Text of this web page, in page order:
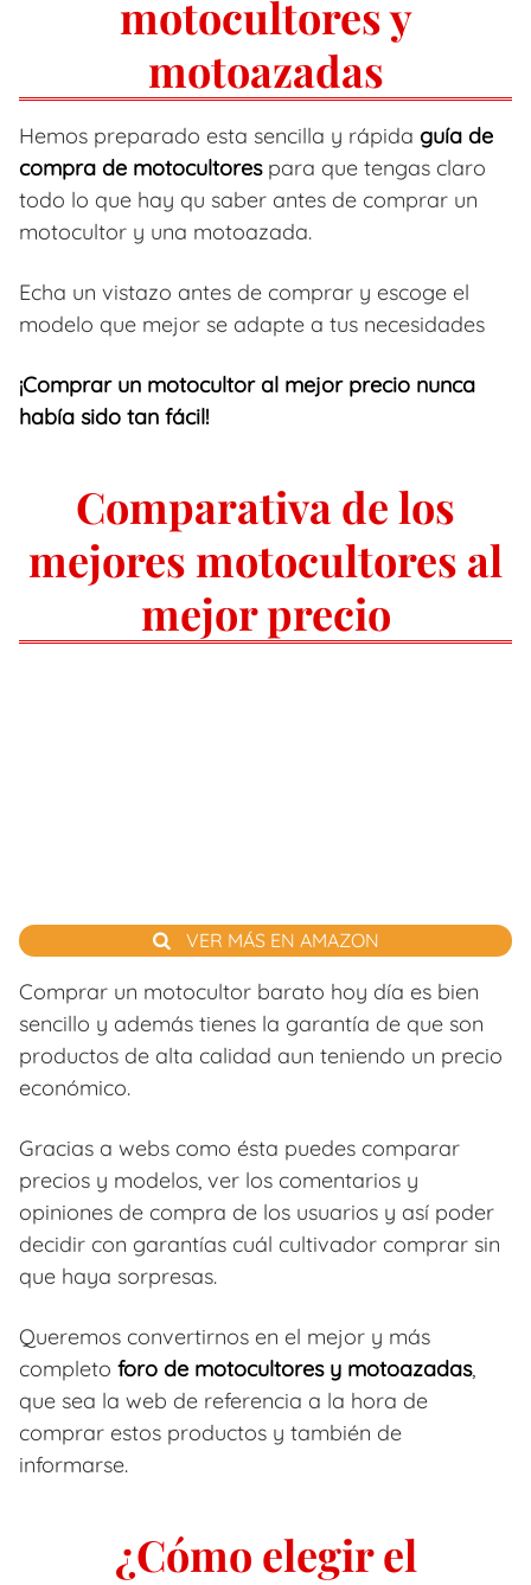
motocultores y
motoazadas
Hemos preparado esta sencilla y rápida guía de
compra de motocultorespara que tengas claro
todo lo que hay qu saber antes de comprar un
motocultor y una motoazada.
Echa un vistazo antes de comprar y escoge el
modelo que mejor se adapte a tus necesidades
¡Comprar un motocultor al mejor precio nunca
había sido tan fácil!
Comparativa de los
mejores motocultores al
mejor precio
VER MÁS EN AMAZON
Comprar un motocultor barato hoy día es bien
sencillo y además tienes la garantía de que son
productos de alta calidad aun teniendo un precio
económico.
Gracias a webs como ésta puedes comparar
precios y modelos, ver los comentarios y
opiniones de compra de los usuarios y así poder
decidir con garantías cuál cultivador comprar sin
que haya sorpresas.
Queremos convertirnos en el mejor y más
completo foro de motocultores y motoazadas,
que sea la web de referencia a la hora de
comprar estos productos y también de
informarse.
¿Cómo elegir el